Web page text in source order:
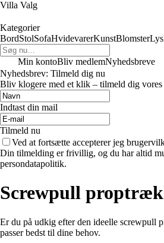
Villa Valg
Kategorier
BordStolSofaHvidevarerKunstBlomsterLys
Min kontoBliv medlemNyhedsbreve
Nyhedsbrev: Tilmeld dig nu
Bliv klogere med et klik – tilmeld dig vores
Indtast din mail
Tilmeld nu
Ved at fortsætte accepterer jeg
Din tilmelding er frivillig, og du har altid
persondatapolitik.
Screwpull
Er du på udkig efter den ideelle screwpull
passer bedst til dine behov.